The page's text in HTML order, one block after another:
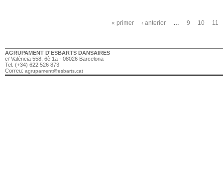
Pàgines
« primer ‹ anterior 9 10 11
AGRUPAMENT D'ESBARTS DANSAIRES
c/ València 558, 6è 1a - 08026 Barcelona
Tel. (+34) 622 526 873
Correu: agrupament@esbarts.cat